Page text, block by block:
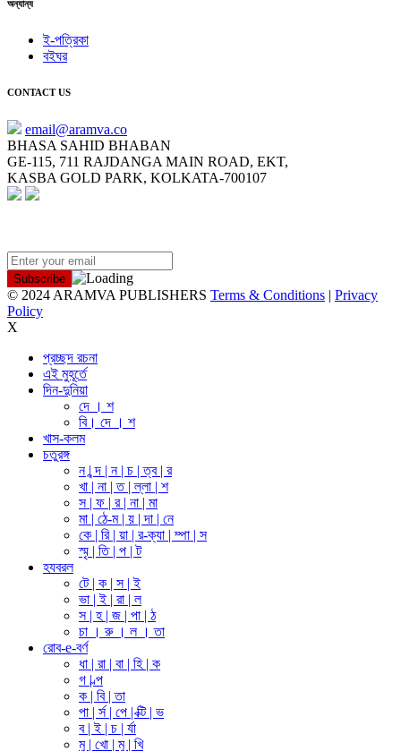
অন্যান্য
ই-পত্রিকা
বইঘর
CONTACT US
email@aramva.co
BHASA SAHID BHABAN
GE-115, 711 RAJDANGA MAIN ROAD, EKT,
KASBA GOLD PARK, KOLKATA-700107
© 2024 ARAMVA PUBLISHERS Terms & Conditions | Privacy
Policy
X
প্রচ্ছদ রচনা
এই মুহূর্তে
দিন-দুনিয়া
দে । শ
বি। দে । শ
খাস-কলম
চতুরঙ্গ
ন | ন্দ | ন | চ | ত্ব | র
খা | না | ত | ল্লা | শ
স | ফ | র | না | মা
মা | ঠে-ম | য় | দা | নে
কে | রি | য়া | র-ক্যা | ম্পা | স
স্মৃ | তি | প | ট
হযবরল
টে | ক | স | ই
ভা | ই | রা | ল
স | হ | জ | পা | ঠ
চা । রু । ল । তা
রোব-e-বর্ণ
ধা | রা | বা | হি | ক
গ | ল্প
ক | বি | তা
পা | র্স | পে | ক্টি | ভ
ব | ই | চ | র্যা
মু | খো | মু | খি